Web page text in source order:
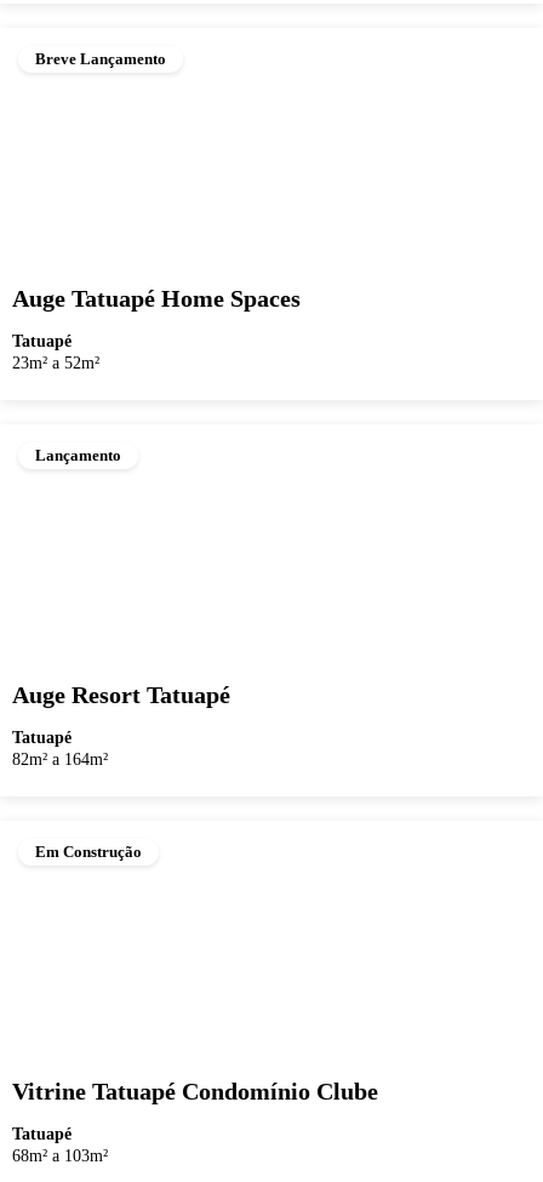
Breve Lançamento
Auge Tatuapé Home Spaces
Tatuapé
23m² a 52m²
Lançamento
Auge Resort Tatuapé
Tatuapé
82m² a 164m²
Em Construção
Vitrine Tatuapé Condomínio Clube
Tatuapé
68m² a 103m²